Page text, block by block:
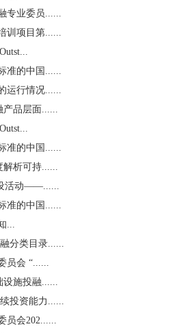
专业委员......
训项目第......
准的中国......
运行情况......
产品层面......
准的中国......
解析可持......
活动——......
准的中国......
...
分类目录......
员会 “......
设施投融......
投资能力......
员会202......